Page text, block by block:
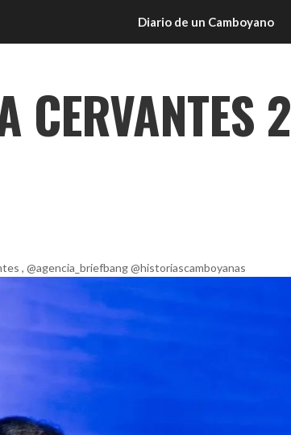
Diario de un Camboyano
CERVANTES 2
, @agencia_briefbang @historiascamboyanas